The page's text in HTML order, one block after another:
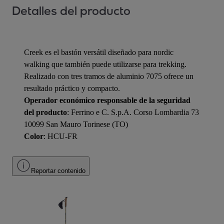
Detalles del producto
Creek es el bastón versátil diseñado para nordic
walking que también puede utilizarse para trekking.
Realizado con tres tramos de aluminio 7075 ofrece un
resultado práctico y compacto.
Operador económico responsable de la seguridad
del producto: Ferrino e C. S.p.A. Corso Lombardia 73
10099 San Mauro Torinese (TO)
Color: HCU-FR
Reportar contenido